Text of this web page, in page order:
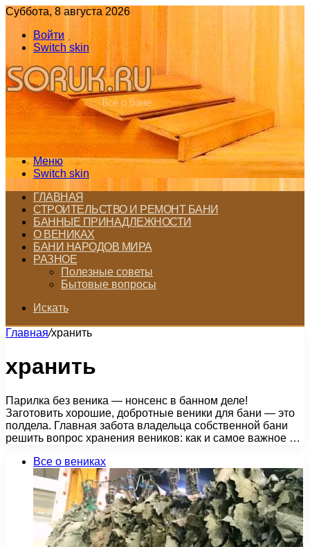
Суббота, 8 августа 2026
Войти
Switch skin
Меню
Switch skin
ГЛАВНАЯ
СТРОИТЕЛЬСТВО И РЕМОНТ БАНИ
БАННЫЕ ПРИНАДЛЕЖНОСТИ
О ВЕНИКАХ
БАНИ НАРОДОВ МИРА
РАЗНОЕ
Полезные советы
Бытовые вопросы
Искать
Главная/хранить
хранить
Парилка без веника — нонсенс в банном деле!
Заготовить хорошие, добротные веники для бани — это
полдела. Главная забота владельца собственной бани
решить вопрос хранения веников: как и самое важное …
Все о вениках